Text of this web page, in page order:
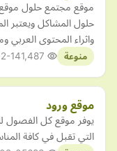
موقع مجتمع حلول
حلول المشاكل ويعتبر
واثراء المحتوى
منوعة 14
موقع ورود
يوفر موقع كل الفصول
التي تقبل في كافة